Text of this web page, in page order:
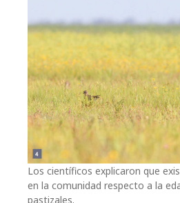
Los científicos explicaron que
en la comunidad respecto a la
pastizales.